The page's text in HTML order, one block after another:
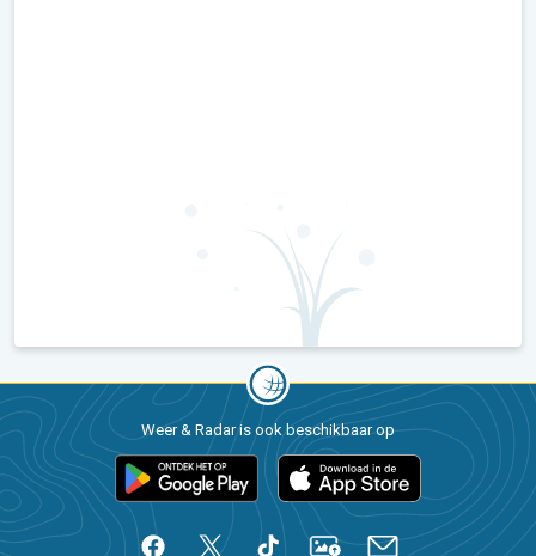
Weer & Radar is ook beschikbaar op